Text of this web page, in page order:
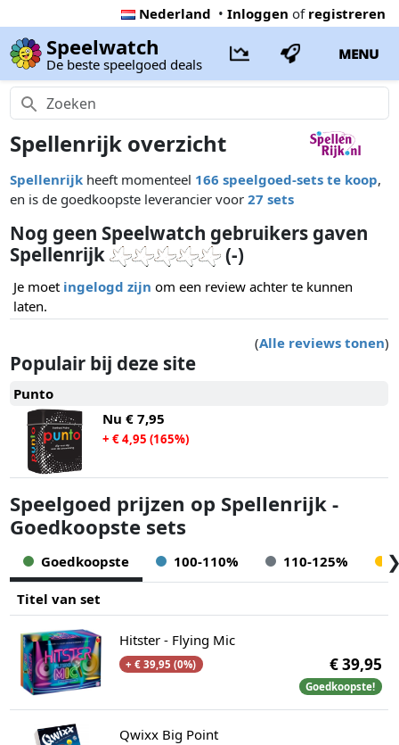
Nederland • Inloggen of registreren
Speelwatch
De beste speelgoed deals
MENU
Spellenrijk overzicht
Spellenrijk heeft momenteel 166 speelgoed-sets te koop,
en is de goedkoopste leverancier voor27 sets
Nog geen Speelwatch gebruikers gaven
Spellenrijk
(-)
Je moet ingelogd zijn om een review achter te kunnen
laten.
(Alle reviews tonen)
Populair bij deze site
Punto
Nu € 7,95
+ € 4,95 (165%)
Speelgoed prijzen op Spellenrijk -
Goedkoopste sets
Goedkoopste 100-110% 110-125%
Titel van set
Hitster - Flying Mic
+ € 39,95 (0%) € 39,95
Goedkoopste!
Qwixx Big Point